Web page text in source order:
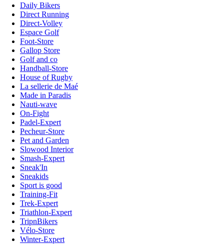
Daily Bikers
Direct Running
Direct-Volley
Espace Golf
Foot-Store
Gallop Store
Golf and co
Handball-Store
House of Rugby
La sellerie de Maé
Made in Paradis
Nauti-wave
On-Fight
Padel-Expert
Pecheur-Store
Pet and Garden
Slowood Interior
Smash-Expert
Sneak'In
Sneakids
Sport is good
Training-Fit
Trek-Expert
Triathlon-Expert
TripnBikers
Vélo-Store
Winter-Expert